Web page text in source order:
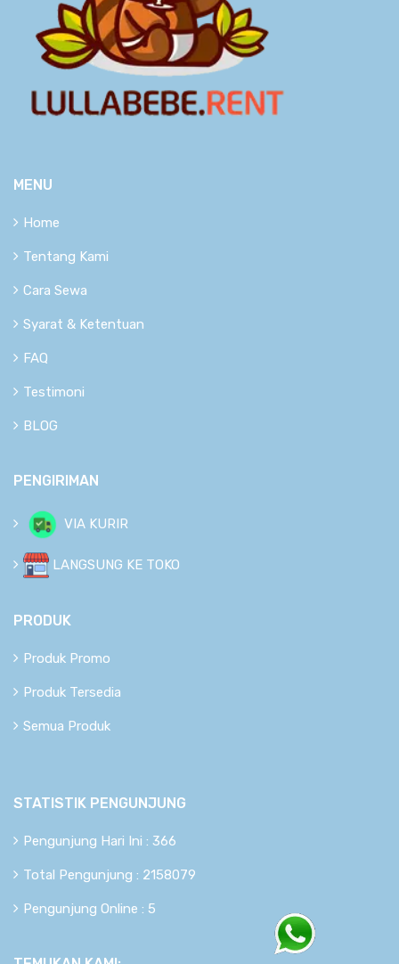
MENU
Home
Tentang Kami
Cara Sewa
Syarat & Ketentuan
FAQ
Testimoni
BLOG
PENGIRIMAN
VIA KURIR
LANGSUNG KE TOKO
PRODUK
Produk Promo
Produk Tersedia
Semua Produk
STATISTIK PENGUNJUNG
Pengunjung Hari Ini : 366
Total Pengunjung : 2158079
Pengunjung Online : 5